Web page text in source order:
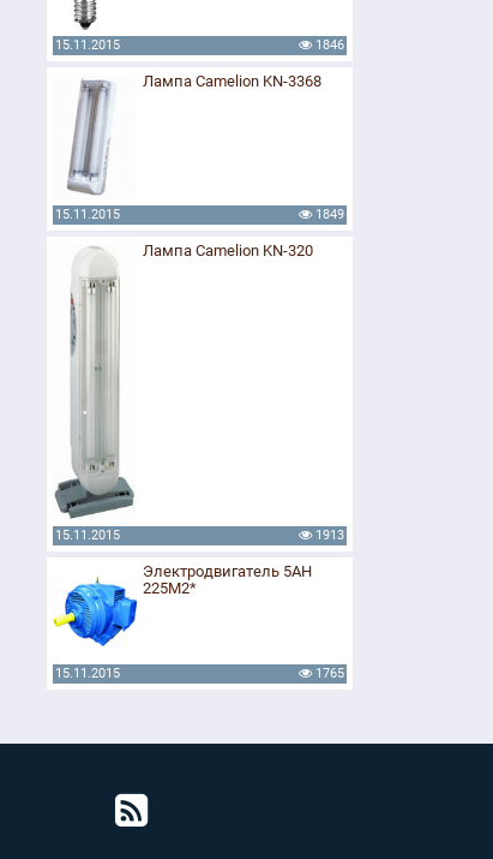
15.11.2015 1846
Лампа Camelion KN-3368
15.11.2015 1849
Лампа Camelion KN-320
15.11.2015 1913
Электродвигатель 5АН
225М2*
15.11.2015 1765